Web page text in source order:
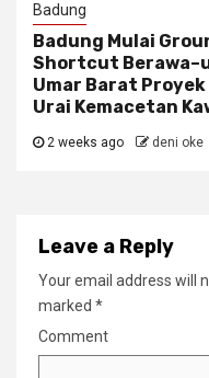
Badung
Badung Mulai
Shortcut
Umar Barat
Urai Kemacetan
2 weeks ago deni oke
Leave a Reply
Your email address will
marked *
Comment